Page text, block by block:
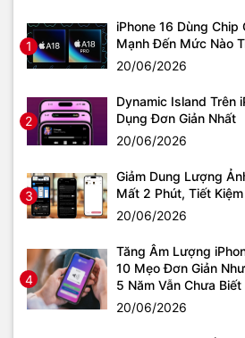
1
iPhone 16 Dùng Chip
Mạnh Đến Mức Nào
20/06/2026
2
Dynamic Island Trên
Dụng Đơn Giản Nhất
20/06/2026
3
Giảm Dung Lượng
Mất 2 Phút, Tiết
20/06/2026
4
Tăng Âm Lượng
10 Mẹo Đơn Giản
5 Năm Vẫn Chưa Biết
20/06/2026